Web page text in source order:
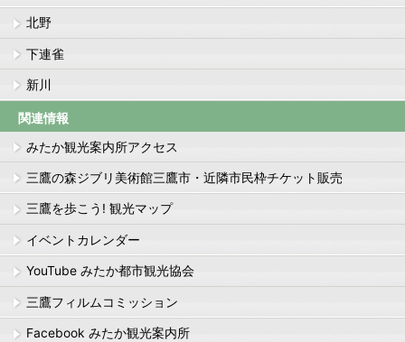
北野
下連雀
新川
関連情報
みたか観光案内所アクセス
三鷹の森ジブリ美術館三鷹市・近隣市民枠チケット販売
三鷹を歩こう! 観光マップ
イベントカレンダー
YouTube みたか都市観光協会
三鷹フィルムコミッション
Facebook みたか観光案内所